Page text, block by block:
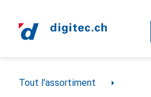
Navigation par catégorie
Tout l'assortiment